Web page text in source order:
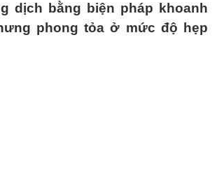
dịch bằng biện pháp khoanh
phong tỏa ở mức độ hẹp